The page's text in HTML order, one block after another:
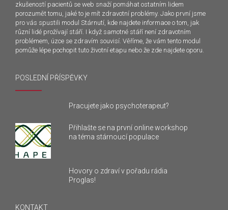
zkušeností pacientů se web snaží pomáhat ostatním lidem
porozumět tomu, jaké to je mít zdravotní problémy. Jako první jsme
pro vás spustili modul Stárnutí, kde najdete informace o tom, jak
různí lidé prožívají stáří. I když samotné stáří není zdravotním
problémem, úzce se zdravím souvisí. Věříme, že vám tento modul
pomůže lépe pochopit tuto životní etapu nebo že zde najdete oporu.
POSLEDNÍ PŘÍSPĚVKY
Pracujete jako psychoterapeut?
Přihlašte se na první online workshop
na téma stárnoucí populace
Hovory o zdraví v pořadu rádia
Proglas!
KONTAKT